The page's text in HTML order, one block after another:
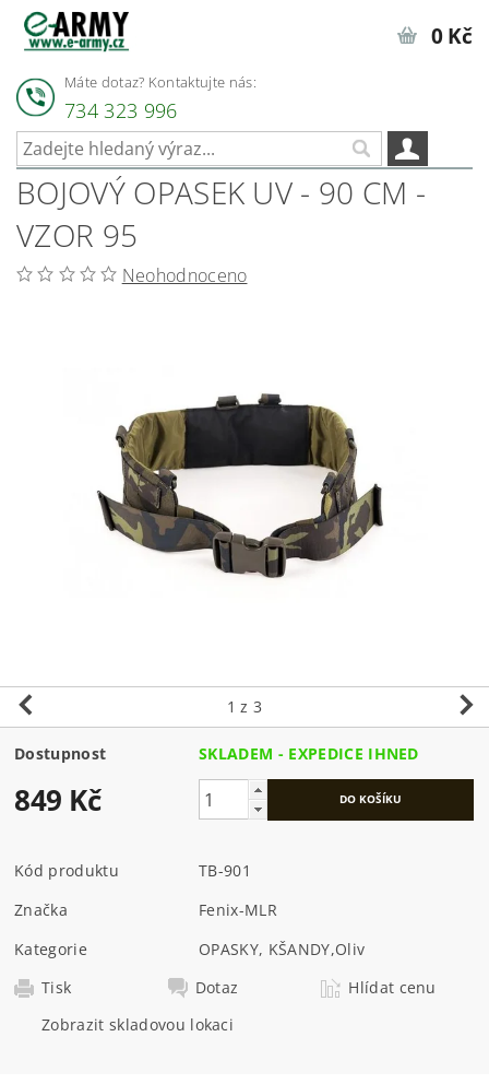
Máte dotaz? Kontaktujte nás:
734 323 996
0 Kč
BOJOVÝ OPASEK UV - 90 CM -
VZOR 95
Neohodnoceno
1 z 3
Dostupnost SKLADEM - EXPEDICE IHNED
849 Kč
Kód produktu
TB-901
Značka
Fenix-MLR
Kategorie
OPASKY, KŠANDY,Oliv
Tisk
Dotaz
Hlídat cenu
Zobrazit skladovou lokaci